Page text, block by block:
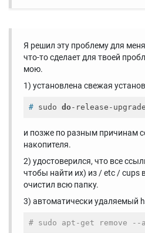
Я решил эту проблему для
что-то сделает для твоей
мою.
1) установлена ​​свежая
# sudo do-release-
и позже по разным причинам
накопителя.
2) удостоверился, что все
чтобы найти их) из / etc / cups
очистил всю папку.
3) автоматически удаляемый
# sudo apt-get remove --